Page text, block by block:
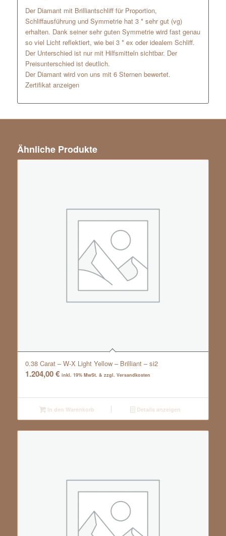
Der Diamant mit Brilliantschliff für Proportion,
Schliffausführung und Symmetrie hat 3 * sehr gut (vg)
erhalten. Dank seiner sehr guten Symmetrie wird fast genau
so viel Licht reflektiert, wie bei 3 * ex oder idealem Schliff.
Der Unterschied ist nur mit Hilfsmitteln sichtbar. Der
Preisunterschied ist deutlich.
Der Diamant wird von uns mit 6 Sternen bewertet.
Zertifikat anzeigen
Ähnliche Produkte
0.38 Carat – W-X Light Yellow – Brilliant – si2
1.204,00€ inkl. 19% MwSt. & zzgl. Versandkosten
In den Warenkorb Details anzeigen